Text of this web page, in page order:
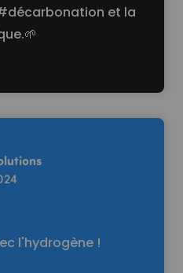
et la
.🌱
l'hydrogène !